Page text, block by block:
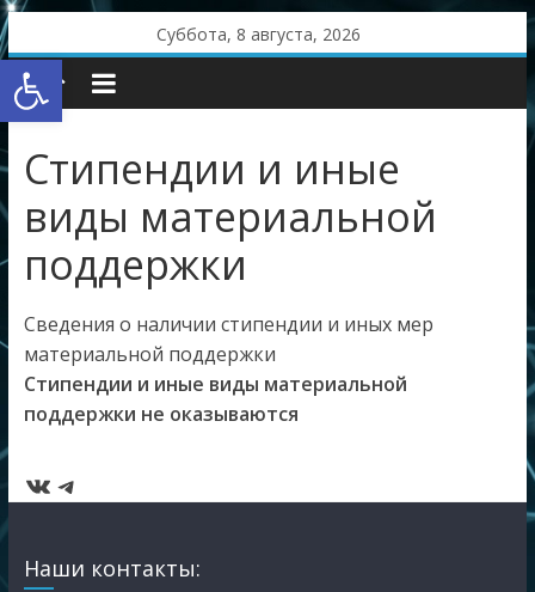
Открыть панель инструментов
Skip
to
content
Суббота, 8 августа, 2026
Стипендии и иные
виды материальной
поддержки
Сведения о наличии стипендии и иных мер
материальной поддержки
Стипендии и иные виды материальной
поддержки не оказываются
ВКонтакте
Telegram
Наши контакты: